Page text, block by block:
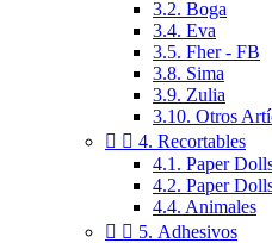
3.2. Boga
3.4. Eva
3.5. Fher - FB
3.8. Sima
3.9. Zulia
3.10. Otros
  4. Recortables
4.1. Paper
4.2. Paper
4.4. Animales
  5. Adhesivos